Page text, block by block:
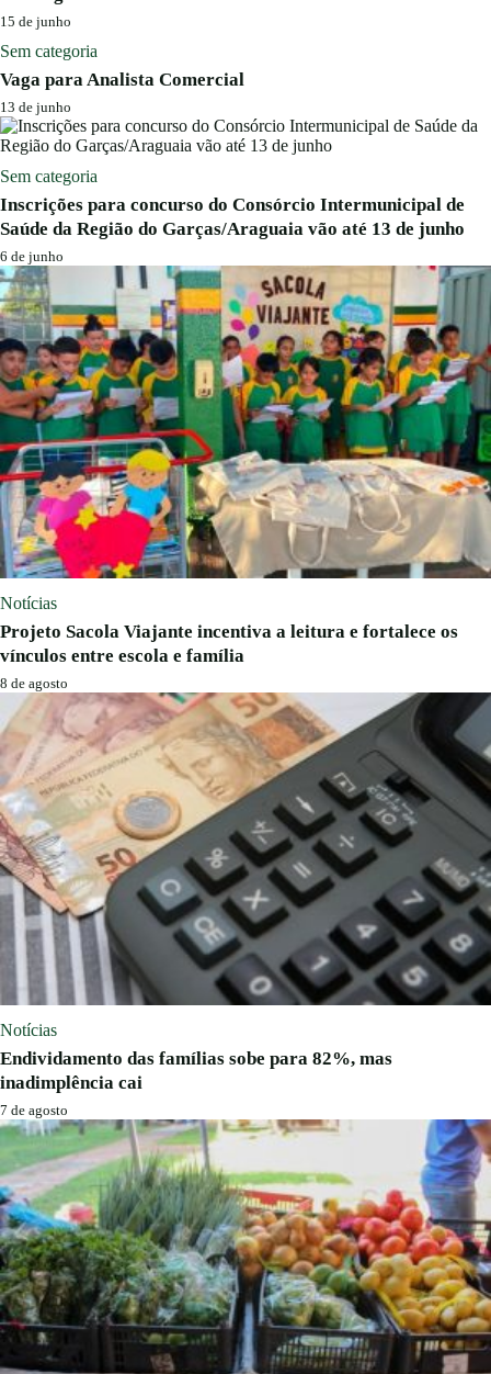
15 de junho
Sem categoria
Vaga para Analista Comercial
13 de junho
Sem categoria
Inscrições para concurso do Consórcio Intermunicipal de
Saúde da Região do Garças/Araguaia vão até 13 de junho
6 de junho
Notícias
Projeto Sacola Viajante incentiva a leitura e fortalece os
vínculos entre escola e família
8 de agosto
Notícias
Endividamento das famílias sobe para 82%, mas
inadimplência cai
7 de agosto